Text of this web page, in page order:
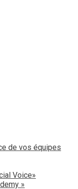
de vos équipes
Voice»
»